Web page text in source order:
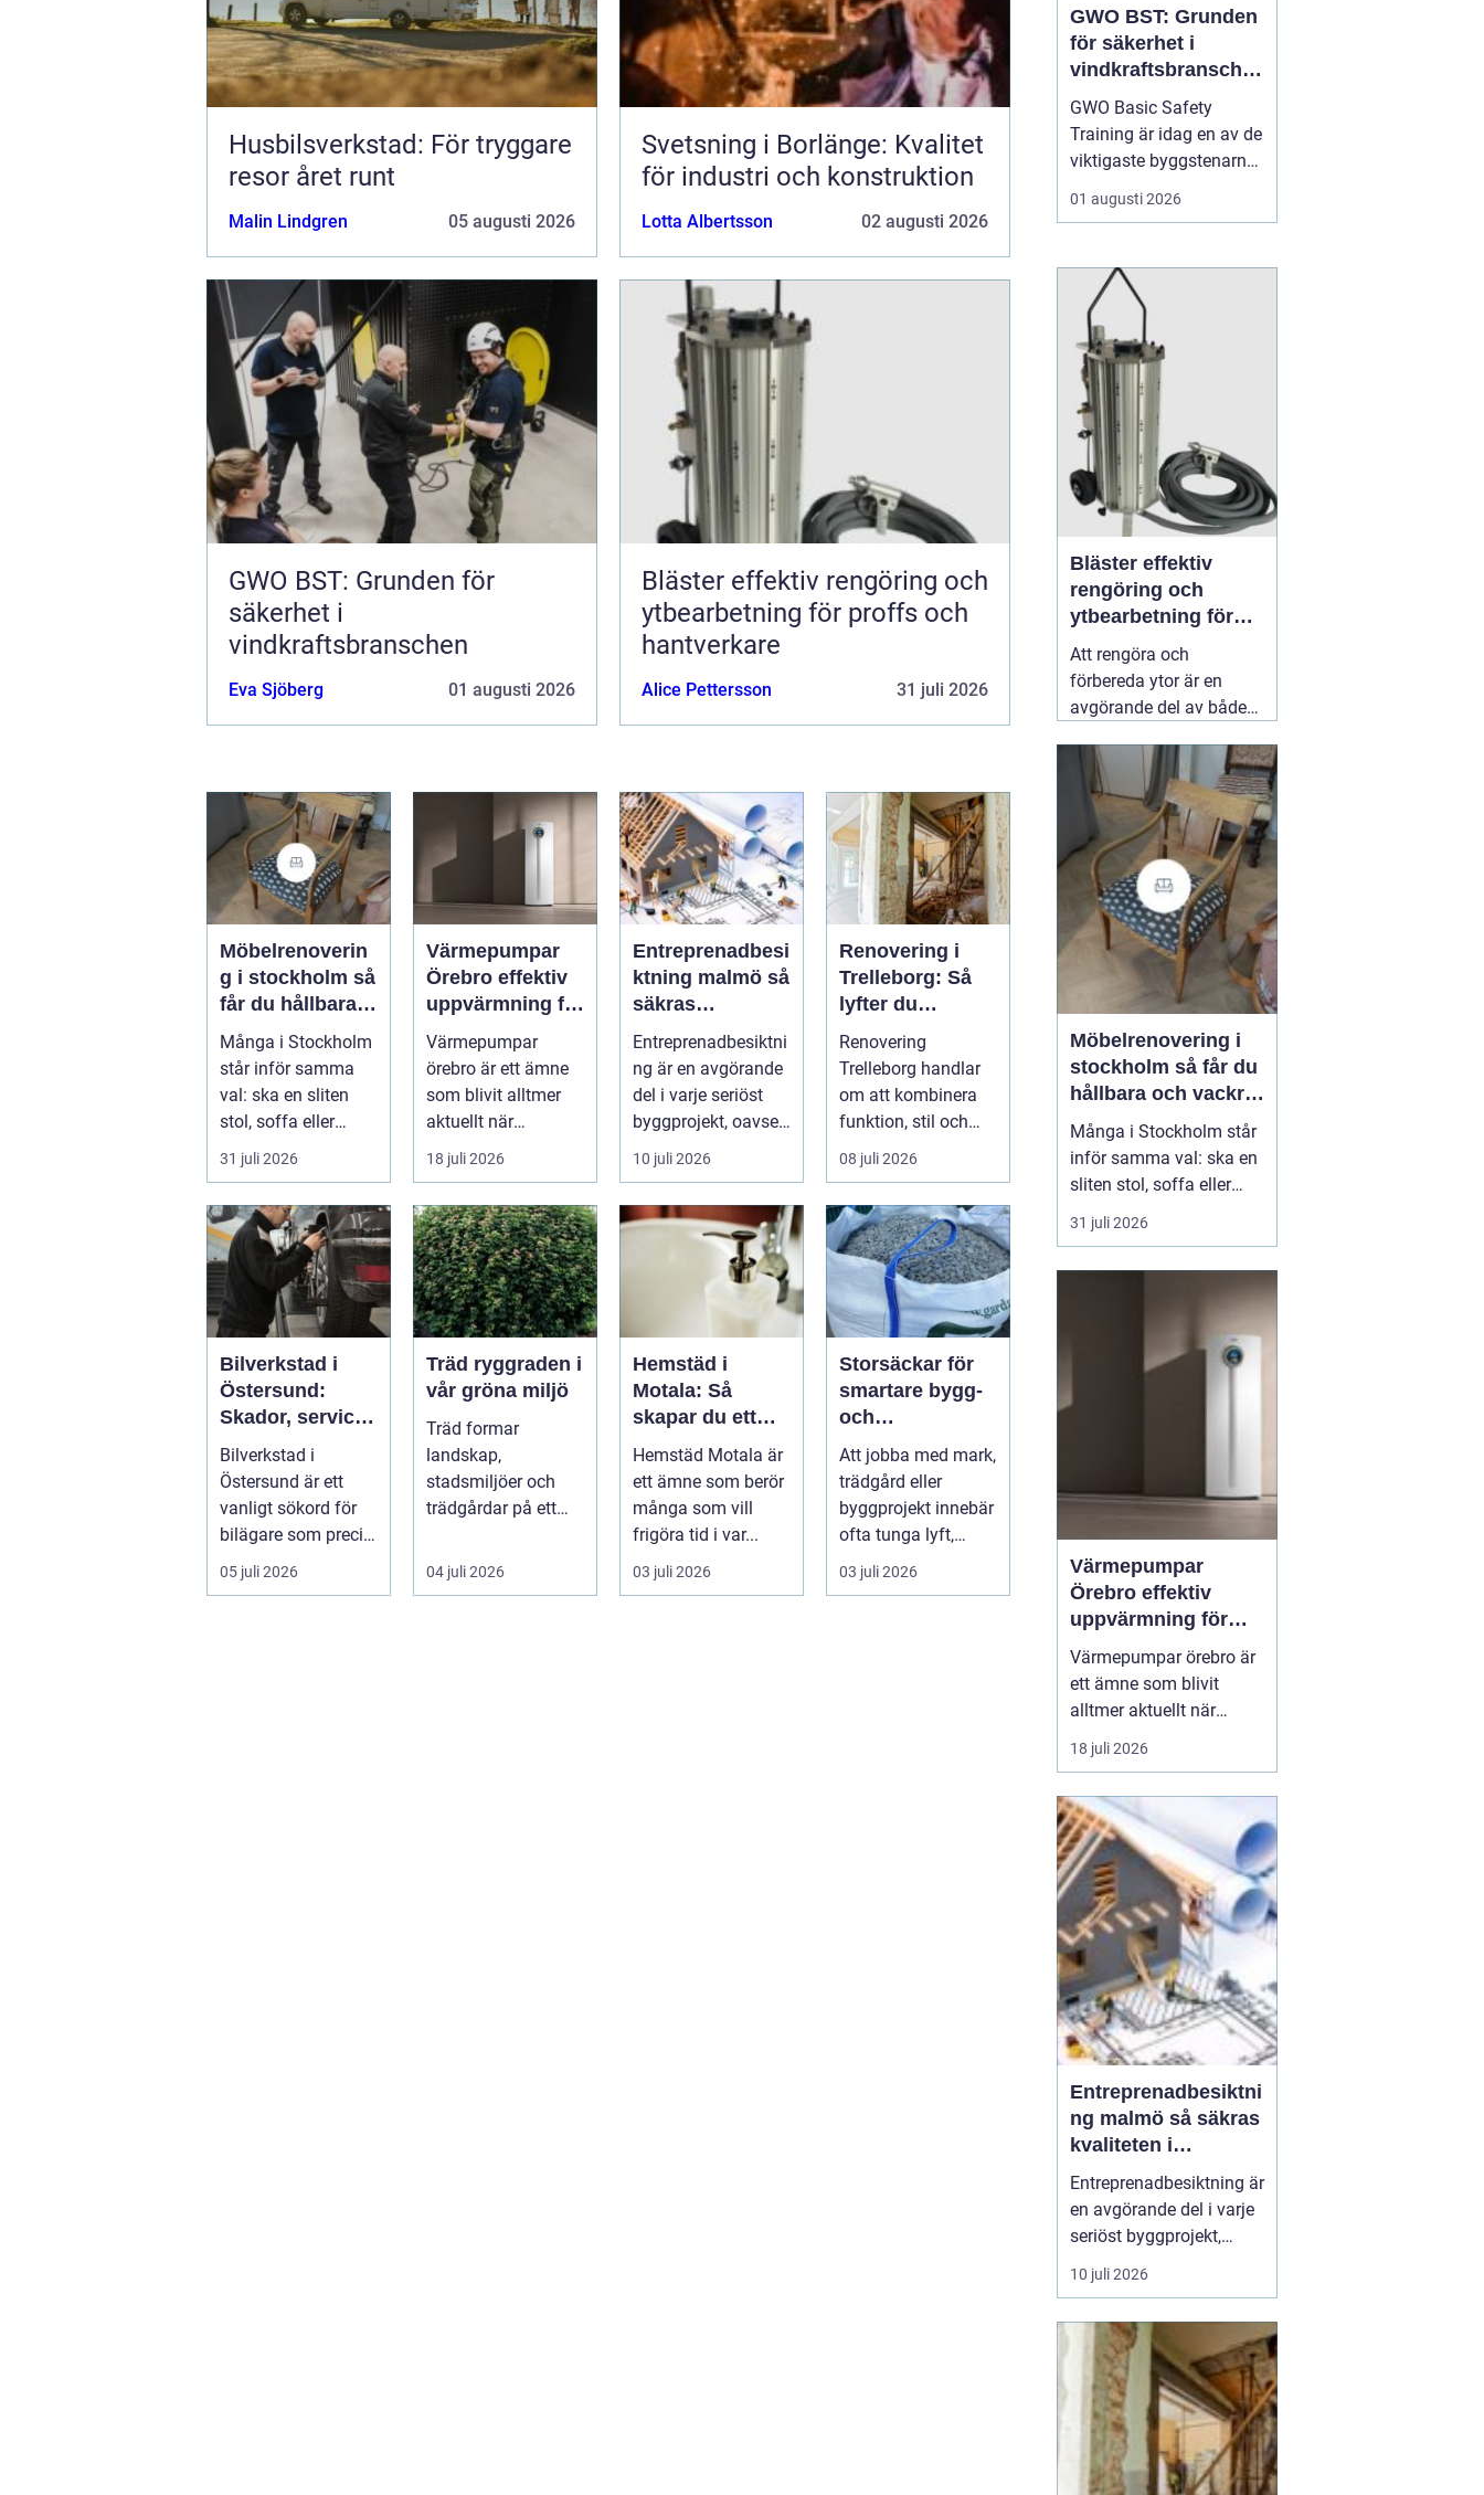
Husbilsverkstad: För tryggare
resor året runt
Malin Lindgren 05 augusti 2026
Svetsning i Borlänge: Kvalitet
för industri och konstruktion
Lotta Albertsson 02 augusti 2026
GWO BST: Grunden för
säkerhet i
vindkraftsbranschen
Eva Sjöberg 01 augusti 2026
Bläster effektiv rengöring och
ytbearbetning för proffs och
hantverkare
Alice Pettersson 31 juli 2026
Möbelrenoverin
g i stockholm så
får du hållbara
och vackra
möbler
Många i Stockholm
står inför samma
val: ska en sliten
stol, soffa eller
fåtölj slängas,
säljas billi...
31 juli 2026
Värmepumpar
Örebro effektiv
uppvärmning för
hus och
fastigheter
Värmepumpar
örebro är ett ämne
som blivit alltmer
aktuellt när
energipriser stiger
och fler vill sän...
18 juli 2026
Entreprenadbesi
ktning malmö så
säkras
kvaliteten i
byggprojekt
Entreprenadbesiktni
ng är en avgörande
del i varje seriöst
byggprojekt, oavsett
om det handlar om
en ...
10 juli 2026
Renovering i
Trelleborg: Så
lyfter du
hemmet på ett
smart sätt
Renovering
Trelleborg handlar
om att kombinera
funktion, stil och
långsiktig ekonomi i
samma p...
08 juli 2026
Bilverkstad i
Östersund:
Skador, service
och smarta val
för din bil
Bilverkstad i
Östersund är ett
vanligt sökord för
bilägare som precis
f&ari...
05 juli 2026
Träd ryggraden i
vår gröna miljö
Träd formar
landskap,
stadsmiljöer och
trädgårdar på ett
växter klarar. De ger
sku...
04 juli 2026
Hemstäd i
Motala: Så
skapar du ett
rent hem utan
stress
Hemstäd Motala är
ett ämne som berör
många som vill
frigöra tid i var...
03 juli 2026
Storsäckar för
smartare bygg-
och
trädgårdsprojekt
Att jobba med mark,
trädgård eller
byggprojekt innebär
ofta tunga lyft,
mycket logis...
03 juli 2026
GWO BST: Grunden
för säkerhet i
vindkraftsbransche
n
GWO Basic Safety
Training är idag en av de
viktigaste byggstenarna
för alla som vill arbeta
professionellt inom
skapar en gemensam
säkerhetsnivå i en
bransch där jobbet ofta
sker långt frå...
01 augusti 2026
Bläster effektiv
rengöring och
ytbearbetning för
proffs och
hantverkare
Att rengöra och
förbereda ytor är en
avgörande del av både
renovering. Färg, rost,
smuts och gamla
beläggningar gör att
material åldras snabbare
och försämrar
slutresultatet vid
målning eller annan
behandling. Här31 juli
Möbelrenovering i
stockholm så får du
hållbara och vackra
möbler
Många i Stockholm står
inför samma val: ska en
sliten stol, soffa eller
fåtölj slängas, säljas
billigt eller renoveras?
möbelrenovering istället
för nyköp. Resultatet blir
ofta både mer personligt,
31 juli 2026
Värmepumpar
Örebro effektiv
uppvärmning för
hus och fastigheter
Värmepumpar örebro är
ett ämne som blivit
alltmer aktuellt när
energipriser stiger och
fler vill sänka sina
samtidigt som
klimatpåverkan minskar.
Många villaägare och
fastighetsägare i
regionen tittar på hur de
kan byta från direktver...
18 juli 2026
Entreprenadbesiktni
ng malmö så säkras
kvaliteten i
byggprojekt
Entreprenadbesiktning är
en avgörande del i varje
seriöst byggprojekt,
oavsett om det handlar
om en mindre
större
bostadsrättsförening
som byggs om. Syftet är
att få en oberoende och
professionell granskning
av entreprenaden ...
10 juli 2026